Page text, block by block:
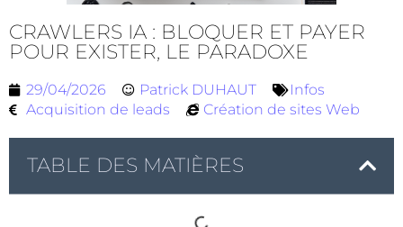
CRAWLERS IA : BLOQUER ET PAYER
POUR EXISTER, LE PARADOXE
29/04/2026 Patrick DUHAUT
Infos
Acquisition de leads
Création de sites Web
TABLE DES MATIÈRES